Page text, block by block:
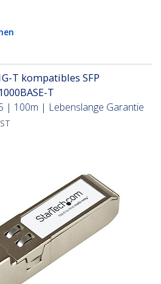
T kompatibles SFP
T
| 100m | Lebenslange Garantie